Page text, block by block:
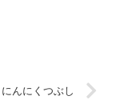
にんにくつぶし